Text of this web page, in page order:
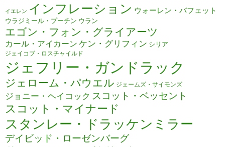
イエレン インフレーション ウォーレン・バフェット
ウラジミール・プーチン ウラン
エゴン・フォン・グライアーツ
カール・アイカーン ケン・グリフィン シリア
ジェイコブ・ロスチャイルド
ジェフリー・ガンドラック
ジェローム・パウエル ジェームズ・サイモンズ
ジョニー・ヘイコック スコット・ベッセント
スコット・マイナード
スタンレー・ドラッケンミラー
デイビッド・ローゼンバーグ